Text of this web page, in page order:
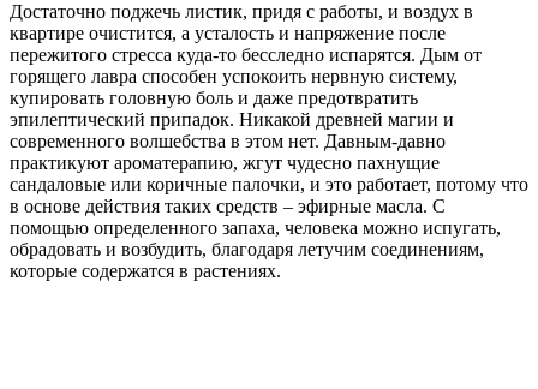
Достаточно поджечь листик, придя с работы, и воздух в
квартире очистится, а усталость и напряжение после
пережитого стресса куда-то бесследно испарятся. Дым от
горящего лавра способен успокоить нервную систему,
купировать головную боль и даже предотвратить
эпилептический припадок. Никакой древней магии и
современного волшебства в этом нет. Давным-давно
практикуют ароматерапию, жгут чудесно пахнущие
сандаловые или коричные палочки, и это работает, потому что
в основе действия таких средств – эфирные масла. С
помощью определенного запаха, человека можно испугать,
обрадовать и возбудить, благодаря летучим соединениям,
которые содержатся в растениях.